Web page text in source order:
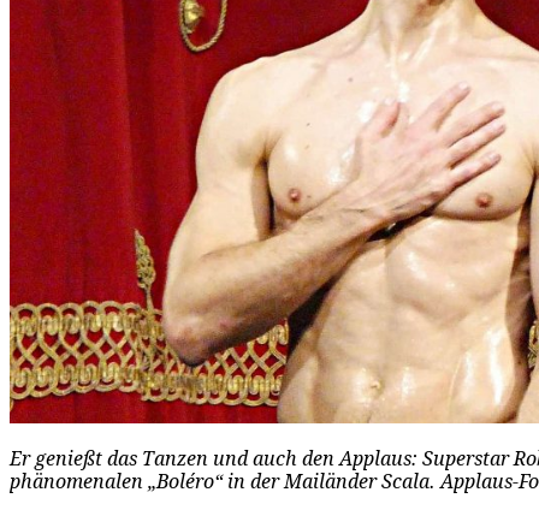
Er genießt das Tanzen und auch den Applaus: Superstar
phänomenalen „Boléro“ in der Mailänder Scala. Applaus-